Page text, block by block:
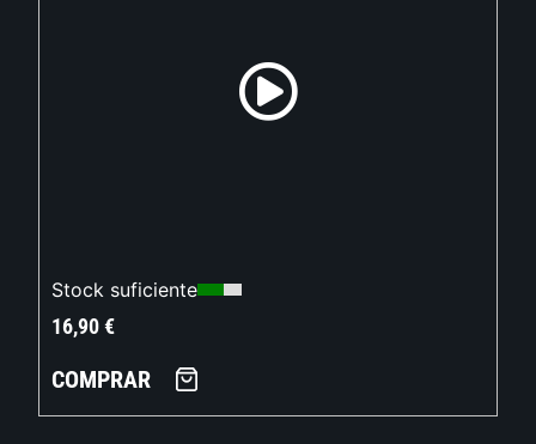
Stock suficiente
16,90€
COMPRAR